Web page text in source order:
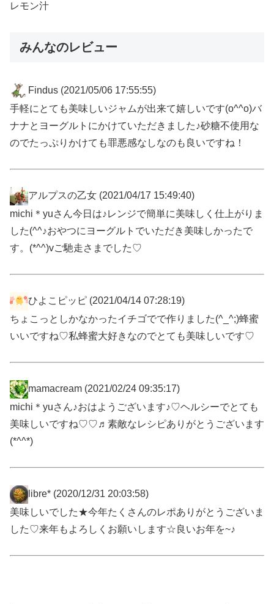
レモン汁
みんなのレビュー
Findus (2021/05/06 17:55:55)
手軽にとても美味しいジャムが出来て嬉しいです(o^^o)バ
ナナとヨーグルトにかけていただきました♪砂糖不使用な
のでたっぷりかけても罪悪感なしなのも良いですね！
アルプスの乙女 (2021/04/17 15:49:40)
michi＊yuさん今日は♪レンジで簡単に美味しく仕上がりま
した(^^♪おやつにヨーグルトでいただき美味しかったで
す。(*^^)vご馳走さまでした♡
ひよこピッピ (2021/04/14 07:28:19)
ちょこっとしかなかったイチゴでで作りました(^_^;)蜂蜜
いいですね♡私蜂蜜大好きなのでとても美味しいです♡
mamacream (2021/02/24 09:35:17)
michi＊yuさん♪おはようございます♪♡ヘルシーでとても
美味しいですね♡♡♬素敵なレシピありがとうございます
(*^^*)
libre* (2020/12/31 20:03:58)
美味しいでした★今年たくさんのレポありがとうございま
した♡来年もよろしくお願いします☆良いお年を~♪